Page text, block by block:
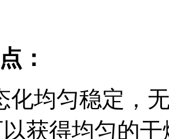
：
化均匀稳定，
获得均匀的